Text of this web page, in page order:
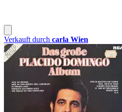
Verkauft durch carla Wien